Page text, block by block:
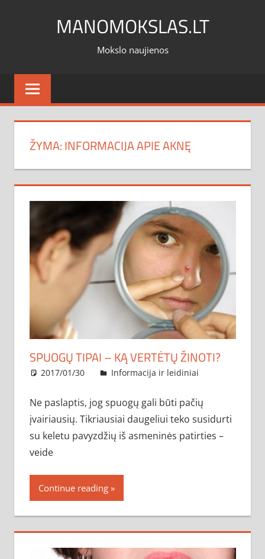
MANOMOKSLAS.LT
Mokslo naujienos
ŽYMA:INFORMACIJA APIE AKNĘ
SPUOGŲ TIPAI – KĄ VERTĖTŲ ŽINOTI?
2017/01/30 administratorius
Informacija ir leidiniai
Ne paslaptis, jog spuogų gali būti pačių
įvairiausių. Tikriausiai daugeliui teko susidurti
su keletu pavyzdžių iš asmeninės patirties –
veide
Continue reading